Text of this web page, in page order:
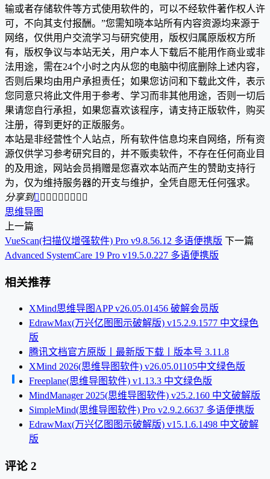
输或者存储软件等方式使用软件的，可以不经软件著作权人许
可，不向其支付报酬。”您需知晓本站所有内容资源均来源于
网络，仅供用户交流学习与研究使用，版权归属原版权方所
有，版权争议与本站无关，用户本人下载后不能用作商业或非
法用途，需在24个小时之内从您的电脑中彻底删除上述内容，
否则后果均由用户承担责任；如果您访问和下载此文件，表示
您同意只将此文件用于参考、学习而非其他用途，否则一切后
果请您自行承担，如果您喜欢该程序，请支持正版软件，购买
注册，得到更好的正版服务。
本站是非经营性个人站点，所有软件信息均来自网络，所有资
源仅供学习参考研究目的，并不贩卖软件，不存在任何商业目
的及用途，网站会员捐赠是您喜欢本站而产生的赞助支持行
为，仅为维持服务器的开支与维护，全凭自愿无任何强求。
分享到        
思维导图
上一篇
VueScan(扫描仪增强软件) Pro v9.8.56.12 多语便携版 下一篇
Advanced SystemCare 19 Pro v19.5.0.227 多语便携版
相关推荐
XMind思维导图APP v26.05.01456 破解会员版
EdrawMax(万兴亿图图示破解版) v15.2.9.1577 中文绿色
版
腾讯文档官方原版丨最新版下载丨版本号 3.11.8
XMind 2026(思维导图软件) v26.05.01105中文绿色版
Freeplane(思维导图软件) v1.13.3 中文绿色版
MindManager 2025(思维导图软件) v25.2.160 中文破解版
SimpleMind(思维导图软件) Pro v2.9.2.6637 多语便携版
EdrawMax(万兴亿图图示破解版) v15.1.6.1498 中文破解
版
评论 2